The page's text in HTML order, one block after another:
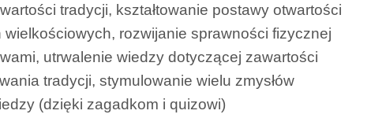
tradycji, kształtowanie postawy otwartości
rozwijanie sprawności fizycznej
utrwalenie wiedzy dotyczącej zawartości
tradycji, stymulowanie wielu zmysłów
(dzięki zagadkom i quizowi)